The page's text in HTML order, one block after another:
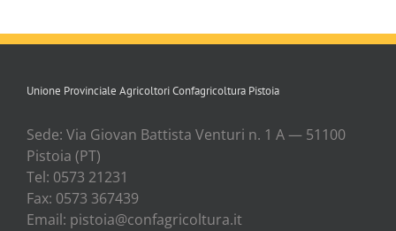
Unione Provinciale Agricoltori Confagricoltura Pistoia
Sede: Via Gio­van Bat­ti­sta Ven­tu­ri n. 1 A — 51100
Pisto­ia (PT)
Tel: 0573 21231
Fax: 0573 367439
Email: pistoia@confagricoltura.it